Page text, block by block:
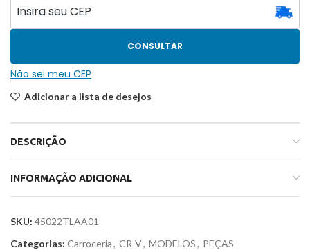
CONSULTAR
Não sei meu CEP
Adicionar a lista de desejos
DESCRIÇÃO
INFORMAÇÃO ADICIONAL
SKU: 45022TLAA01
Categorias: Carroceria, CR-V, MODELOS, PEÇAS